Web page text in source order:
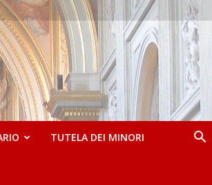
TUTELA DEI MINORI